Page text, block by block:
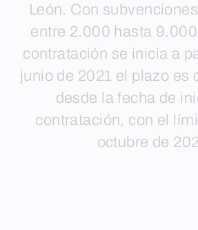
León. Con
entre 2.000 hasta
contratación se inicia a
junio de 2021 el plazo es
desde la fecha de
contratación, con el
octubre de